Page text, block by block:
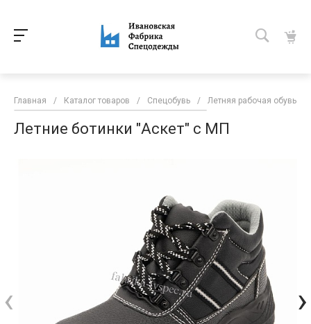
Главная / Каталог товаров / Спецобувь / Летняя рабочая обувь
Летние ботинки "Аскет" с МП
‹ ›